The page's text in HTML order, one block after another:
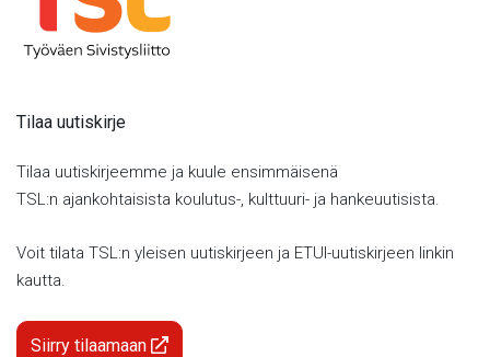
Tilaa uutiskirje
Tilaa uutiskirjeemme ja kuule ensimmäisenä
TSL:n ajankohtaisista koulutus-, kulttuuri- ja hankeuutisista.
Voit tilata TSL:n yleisen uutiskirjeen ja ETUI-uutiskirjeen linkin
kautta.
Siirry tilaamaan